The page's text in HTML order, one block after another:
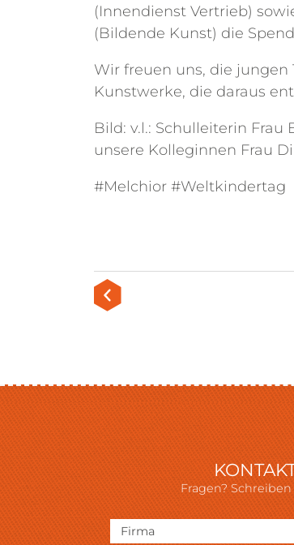
(Innendienst Vertrieb)
(Bildende Kunst) die
Wir freuen uns, die
Kunstwerke, die daraus
Bild: v.l.: Schulleiterin
unsere Kolleginnen Frau
#Melchior
Fragen?